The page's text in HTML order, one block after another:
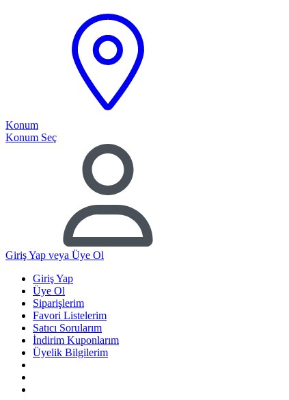
Konum
Konum Seç
Giriş Yap veya Üye Ol
Giriş Yap
Üye Ol
Siparişlerim
Favori Listelerim
Satıcı Sorularım
İndirim Kuponlarım
Üyelik Bilgilerim